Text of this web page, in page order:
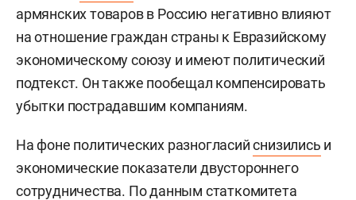
армянских товаров в Россию негативно влияют
на отношение граждан страны к Евразийскому
экономическому союзу и имеют политический
подтекст. Он также пообещал компенсировать
убытки пострадавшим компаниям.
На фоне политических разногласийснизились и
экономические показатели двустороннего
сотрудничества. По данным статкомитета